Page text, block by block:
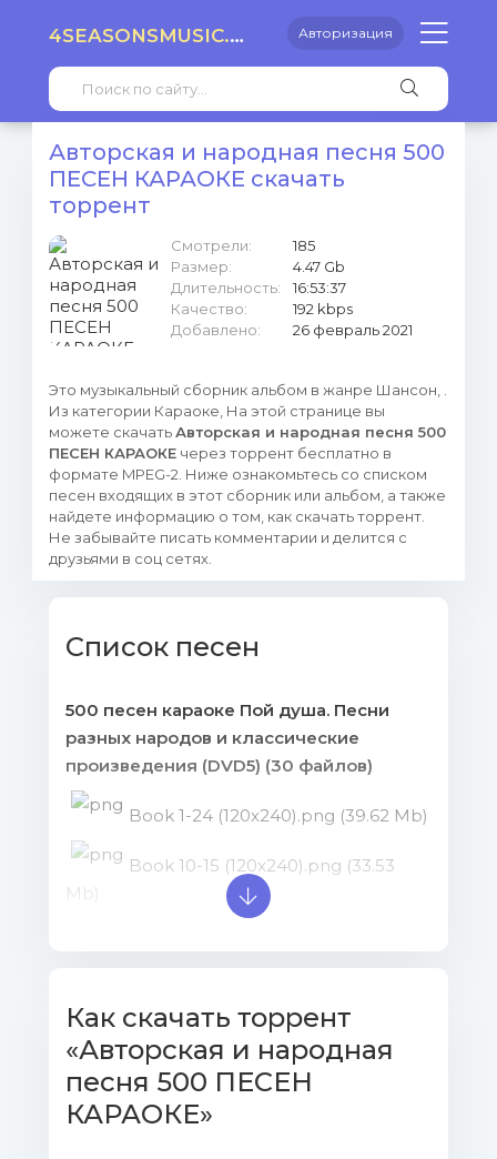
4SEASONSMUSIC.RU Авторизация
Авторская и народная песня 500
ПЕСЕН КАРАОКЕ скачать
торрент
Смотрели:
185
Размер:
4.47 Gb
Длительность:
16:53:37
Качество:
192 kbps
Добавлено:
26 февраль 2021
Это музыкальный сборник альбом в жанре Шансон, .
Из категории Караоке, На этой странице вы
можете скачатьАвторская и народная песня 500
ПЕСЕН КАРАОКЕ через торрент бесплатно в
формате MPEG-2. Ниже ознакомьтесь со списком
песен входящих в этот сборник или альбом, а также
найдете информацию о том, как скачать торрент.
Не забывайте писать комментарии и делится с
друзьями в соц сетях.
Список песен
500 песен караоке Пой душа. Песни
разных народов и классические
произведения (DVD5) (30 файлов)
Book 1-24 (120x240).png (39.62 Mb)
Book 10-15 (120x240).png (33.53
Mb)
Mb)
Book 2-23 (120x240).png (32.12 Mb)
Book 3-22 (120x240).png (32.39 Mb)
Как скачать торрент
«Авторская и народная
песня 500 ПЕСЕН
КАРАОКЕ»